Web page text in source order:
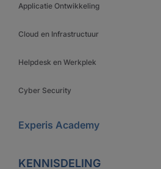
Applicatie Ontwikkeling
Cloud en Infrastructuur
Helpdesk en Werkplek
Cyber Security
Experis Academy
KENNISDELING